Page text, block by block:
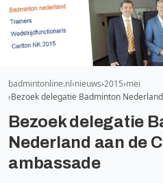
badmintonline.nl nieuws 2015 mei
Bezoek delegatie Badminton
Bezoek delegatie
Nederland aan de
ambassade